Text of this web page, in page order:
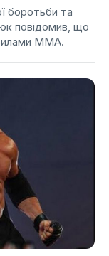
боротьби та
повідомив, що
ММА.